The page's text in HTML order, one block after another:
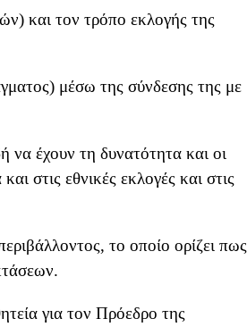
και τον τρόπο εκλογής της
μέσω της σύνδεσης της με
να έχουν τη δυνατότητα και οι
στις εθνικές εκλογές και στις
το οποίο ορίζει πως
για τον Πρόεδρο της